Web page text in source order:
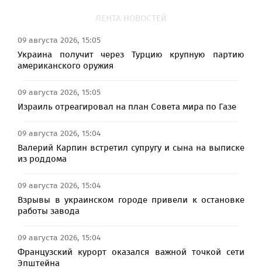
ЛЕНТА НОВОСТЕЙ
09 августа 2026, 15:05
Украина получит через Турцию крупную партию
американского оружия
09 августа 2026, 15:05
Израиль отреагировал на план Совета мира по Газе
09 августа 2026, 15:04
Валерий Карпин встретил супругу и сына на выписке
из роддома
09 августа 2026, 15:04
Взрывы в украинском городе привели к остановке
работы завода
09 августа 2026, 15:04
Французский курорт оказался важной точкой сети
Эпштейна